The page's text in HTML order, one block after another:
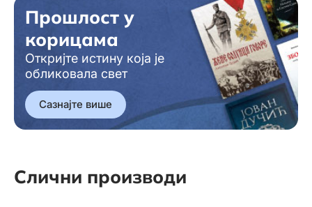
Прошлост у
корицама
Откријте истину која је
обликовала свет
Сазнајте више
Слични производи